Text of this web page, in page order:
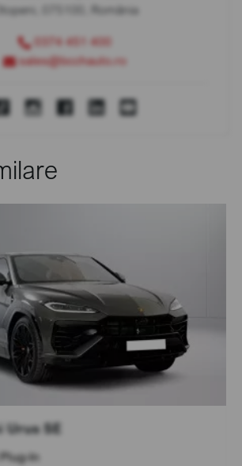
Otopeni, 075100, România
0374 451 400
sales@bcchauto.ro
SE
In